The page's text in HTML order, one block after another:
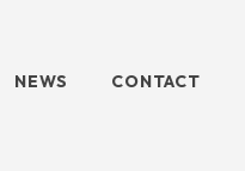
NEWS CONTACT